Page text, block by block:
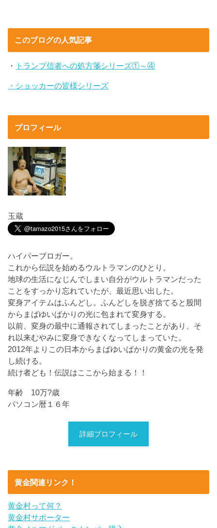
このブログの人気記事
・ トランプ信者への処方箋シリーズ①～④
・ショッカーの皆様シリーズ
プロフィール
玉蔵
ハイパーブロガー。
これから伝説を始めるウルトラマンのひとり。
地球の生活になじんでしまい自分がウルトラマンだった
ことをすっかり忘れていたが、最近思い出した。
変身アイテムはふんどし。ふんどしを脱ぎ捨てると股間
からまばゆいばかりの光に包まれて変身する。
以前、変身の最中に通報されてしまったことがあり、そ
れ以来むやみに変身できなくなってしまっていた。
2012年よりこの日本からまばゆいばかりの黄金の光を発
し続ける。
続け者ども！伝説はここから始まる！！
年齢 10万?歳
パソコン暦１６年
詳細プロフィール
黄金関連リンク！
黄金村って何？
黄金村サポーター